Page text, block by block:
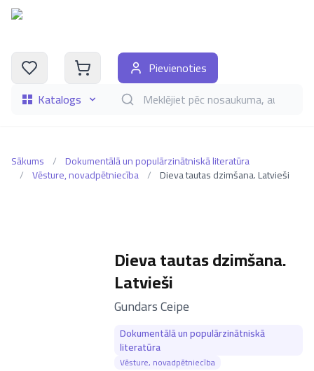
Katalogs Meklēt grāmatas pēc nosaukuma, autora,
Pievienoties
Sākums / Dokumentālā un populārzinātniskā literatūra
/ Vēsture, novadpētniecība / Dieva tautas dzimšana. Latvieši
Dieva tautas dzimšana.
Latvieši
–
Gundars Ceipe
Dokumentālā un populārzinātniskā
literatūra
Vēsture, novadpētniecība